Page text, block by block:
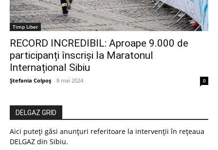
Timp Liber
RECORD INCREDIBIL: Aproape 9.000 de
participanți înscriși la Maratonul
Internațional Sibiu
Ștefania Colpoș - 8 mai 2024 0
DELGAZ GRID
Aici puteți găsi anunțuri referitoare la intervenții în rețeaua
DELGAZ din Sibiu.